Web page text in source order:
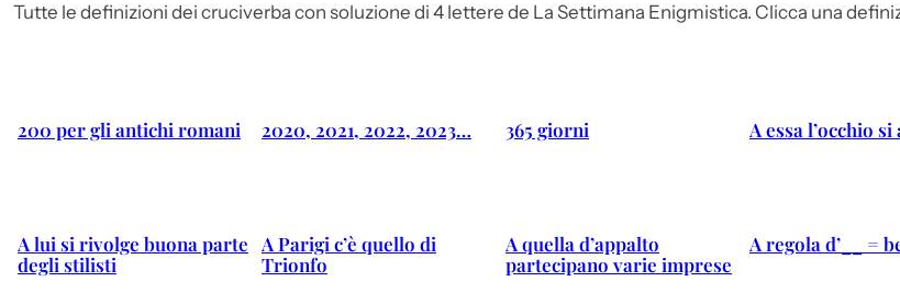
Tutte le definizioni dei cruciverba con soluzione di 4 lettere de La Settimana Enigmistica. Clicca una
200 per gli antichi romani 2020, 2021, 2022, 2023… 365 giorni A essa l’occhio si
A lui si rivolge buona parte
degli stilisti
A Parigi c’è quello di
Trionfo
A quella d’appalto
partecipano varie imprese
A regola d’__ =